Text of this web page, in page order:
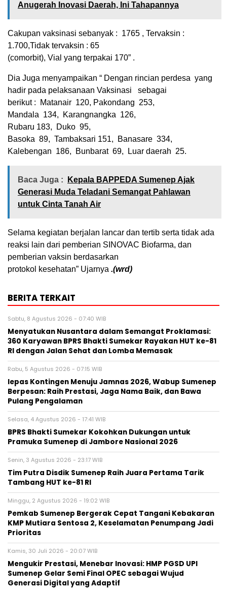
Anugerah Inovasi Daerah, Ini Tahapannya
Cakupan vaksinasi sebanyak : 1765 , Tervaksin :
1.700,Tidak tervaksin : 65
(comorbit), Vial yang terpakai 170” .
Dia Juga menyampaikan “ Dengan rincian perdesa yang
hadir pada pelaksanaan Vaksinasi
sebagai
berikut :
Matanair 120, Pakondang 253,
Mandala 134, Karangnangka 126,
Rubaru 183,
Duko 95,
Basoka 89, Tambaksari 151, Banasare 334,
Kalebengan 186, Bunbarat 69, Luar daerah 25.
Baca Juga :
Kepala BAPPEDA Sumenep Ajak
Generasi Muda Teladani Semangat Pahlawan
untuk Cinta Tanah Air
Selama kegiatan berjalan lancar dan tertib serta tidak ada
reaksi lain dari pemberian SINOVAC Biofarma, dan
pemberian vaksin berdasarkan
protokol kesehatan” Ujarnya .(wrd)
BERITA TERKAIT
Sabtu, 8 Agustus 2026 - 07:40 WIB
Menyatukan Nusantara dalam Semangat Proklamasi:
360 Karyawan BPRS Bhakti Sumekar Rayakan HUT ke-81
RI dengan Jalan Sehat dan Lomba Memasak
Rabu, 5 Agustus 2026 - 07:15 WIB
lepas Kontingen Menuju Jamnas 2026, Wabup Sumenep
Berpesan: Raih Prestasi, Jaga Nama Baik, dan Bawa
Pulang Pengalaman
Selasa, 4 Agustus 2026 - 17:41 WIB
BPRS Bhakti Sumekar Kokohkan Dukungan untuk
Pramuka Sumenep di Jambore Nasional 2026
Senin, 3 Agustus 2026 - 23:17 WIB
Tim Putra Disdik Sumenep Raih Juara Pertama Tarik
Tambang HUT ke-81 RI
Minggu, 2 Agustus 2026 - 19:02 WIB
Pemkab Sumenep Bergerak Cepat Tangani Kebakaran
KMP Mutiara Sentosa 2, Keselamatan Penumpang Jadi
Prioritas
Kamis, 30 Juli 2026 - 20:07 WIB
Mengukir Prestasi, Menebar Inovasi: HMP PGSD UPI
Sumenep Gelar Semi Final OPEC sebagai Wujud
Generasi Digital yang Adaptif